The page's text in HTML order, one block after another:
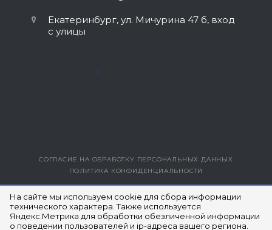
На сайте мы используем cookie для сбора информации
технического характера. Также используется
Яндекс.Метрика для обработки обезличенной информации
о поведении пользователей и ip-адреса вашего региона.
Екатеринбург, ул. Мичурина 47 б, вход
с улицы
>
ВЕРСИЯ ДЛЯ ПЕЧАТИ
СОГЛАСИЕ НА ОБРАБОТКУ ПЕРСОНАЛЬНЫХ ДАННЫХ
ПОЛИТИКА КОНФИДЕНЦИАЛЬНОСТИ
© 2014- 2026 ЮЭСКОМ